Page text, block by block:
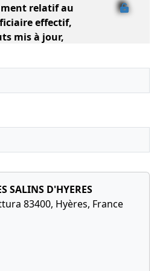
relatif au
effectif,
mis à jour,
générale
ou
relatif au
Statuts mis à
relatif à la date
de l'exercice social
statutaire(s)
SALINS D'HYERES
83400, Hyères, France